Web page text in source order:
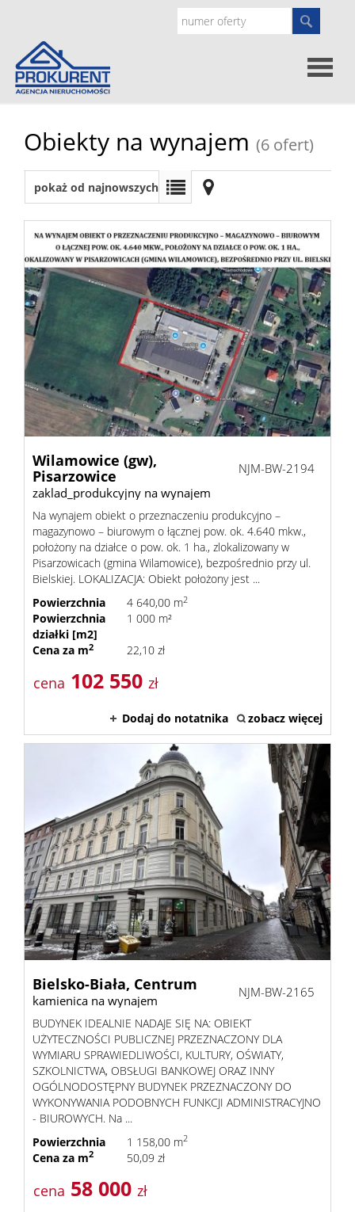
Strona
główna
prawne
O
nas
Zgłoś
Zgłoś
ofertę
Obiekty na wynajem (6 ofert)
pokaż od najnowszych
Wilamowice (gw),
Pisarzowice
zaklad_produkcyjny na wynajem
NJM-BW-2194
Na wynajem obiekt o przeznaczeniu produkcyjno –
magazynowo – biurowym o łącznej pow. ok. 4.640 mkw.,
położony na działce o pow. ok. 1 ha., zlokalizowany w
Pisarzowicach (gmina Wilamowice), bezpośrednio przy ul.
Bielskiej. LOKALIZACJA: Obiekt położony jest ...
Powierzchnia
4 640,00 m2
Powierzchnia
działki [m2]
1 000 m²
Cena za m2 22,10 zł
cena 102 550 zł
Dodaj do notatnika zobacz więcej
Bielsko-Biała, Centrum
kamienica na wynajem
NJM-BW-2165
BUDYNEK IDEALNIE NADAJE SIĘ NA: OBIEKT
UŻYTECZNOŚCI PUBLICZNEJ PRZEZNACZONY DLA
WYMIARU SPRAWIEDLIWOŚCI, KULTURY, OŚWIATY,
SZKOLNICTWA, OBSŁUGI BANKOWEJ ORAZ INNY
OGÓLNODOSTĘPNY BUDYNEK PRZEZNACZONY DO
WYKONYWANIA PODOBNYCH FUNKCJI ADMINISTRACYJNO
- BIUROWYCH. Na ...
Powierzchnia
1 158,00 m2
Cena za m2 50,09 zł
cena 58 000 zł